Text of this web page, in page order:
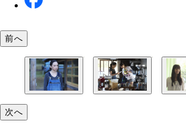
前へ
次へ